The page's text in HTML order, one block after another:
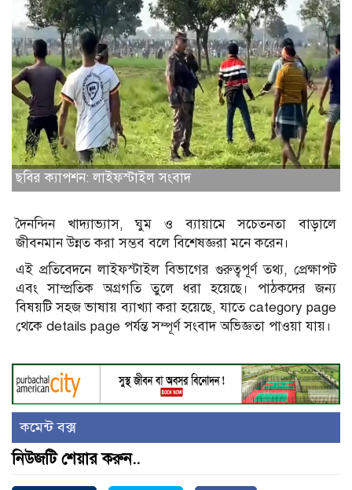
ছবির ক্যাপশন: লাইফস্টাইল সংবাদ
দৈনন্দিন খাদ্যাভ্যাস, ঘুম ও ব্যায়ামে সচেতনতা বাড়ালে
জীবনমান উন্নত করা সম্ভব বলে বিশেষজ্ঞরা মনে করেন।
এই প্রতিবেদনে লাইফস্টাইল বিভাগের গুরুত্বপূর্ণ তথ্য, প্রেক্ষাপট
এবং সাম্প্রতিক অগ্রগতি তুলে ধরা হয়েছে। পাঠকদের জন্য
বিষয়টি সহজ ভাষায় ব্যাখ্যা করা হয়েছে, যাতে category page
থেকে details page পর্যন্ত সম্পূর্ণ সংবাদ অভিজ্ঞতা পাওয়া যায়।
কমেন্ট বক্স
নিউজটি শেয়ার করুন..